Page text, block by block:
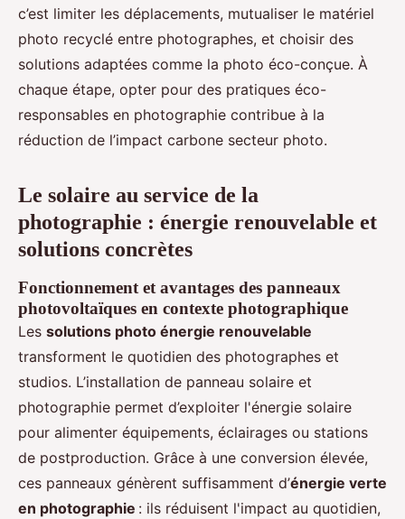
c’est limiter les déplacements, mutualiser le matériel
photo recyclé entre photographes, et choisir des
solutions adaptées comme la photo éco-conçue. À
chaque étape, opter pour des pratiques éco-
responsables en photographie contribue à la
réduction de l’impact carbone secteur photo.
Le solaire au service de la
photographie : énergie renouvelable et
solutions concrètes
Fonctionnement et avantages des panneaux
photovoltaïques en contexte photographique
Les solutions photo énergie renouvelable
transforment le quotidien des photographes et
studios. L’installation de panneau solaire et
photographie permet d’exploiter l'énergie solaire
pour alimenter équipements, éclairages ou stations
de postproduction. Grâce à une conversion élevée,
ces panneaux génèrent suffisamment d’énergie verte
en photographie : ils réduisent l'impact au quotidien,